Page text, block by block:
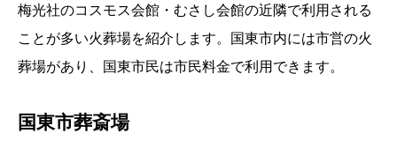
梅光社のコスモス会館・むさし会館の近隣で利用される
ことが多い火葬場を紹介します。国東市内には市営の火
葬場があり、国東市民は市民料金で利用できます。
国東市葬斎場